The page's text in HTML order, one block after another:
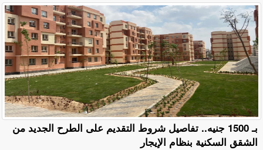
بـ 1500 جنيه.. تفاصيل شروط التقديم على الطرح الجديد من
الشقق السكنية بنظام الإيجار